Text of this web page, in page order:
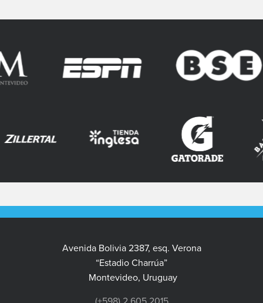
Avenida Bolivia 2387, esq. Verona
“Estadio Charrúa”
Montevideo, Uruguay